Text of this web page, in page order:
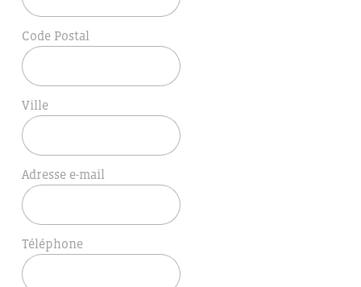
Code Postal
Ville
Adresse e-mail
Téléphone